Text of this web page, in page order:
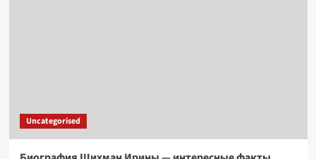
Uncategorised